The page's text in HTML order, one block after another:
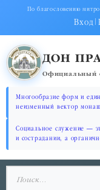
По благословению
Вход|
ДОН
Официальный
Многообразие форм и
неизменный вектор
Социальное служение —
и сострадании, а